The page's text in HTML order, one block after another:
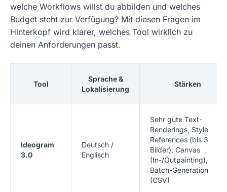
welche Workflows willst du abbilden und welches
Budget steht zur Verfügung? Mit diesen Fragen im
Hinterkopf wird klarer, welches Tool wirklich zu
deinen Anforderungen passt.
Tool
Sprache &
Lokalisierung
Stärken
Ideogram
3.0
Deutsch /
Englisch
Sehr gute Text-
Renderings, Style
References (bis 3
Bilder), Canvas
(In-/Outpainting),
Batch-Generation
(CSV)